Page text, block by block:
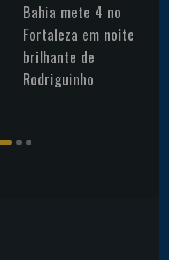
Bahia mete 4 no
Fortaleza em noite
brilhante de
Rodriguinho